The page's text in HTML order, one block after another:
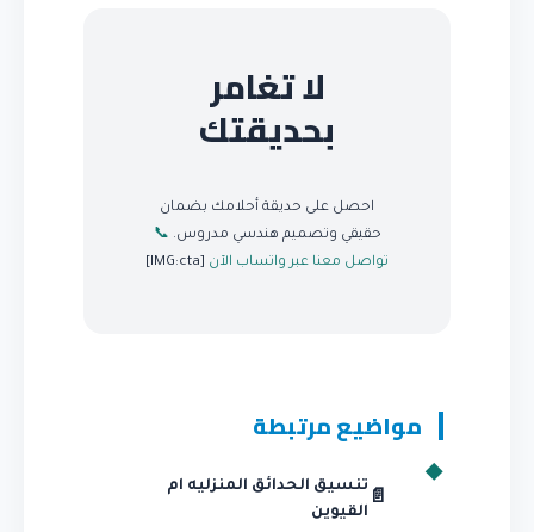
لا تغامر
بحديقتك
احصل على حديقة أحلامك بضمان
حقيقي وتصميم هندسي مدروس. 📞
تواصل معنا عبر واتساب الآن [IMG:cta]
مواضيع مرتبطة
📄
تنسيق الحدائق المنزليه ام
القيوين